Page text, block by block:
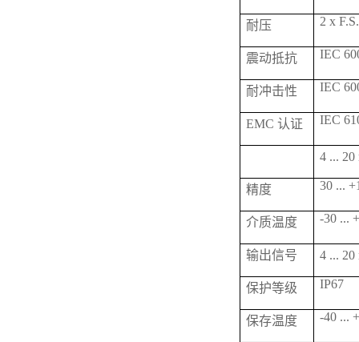
耐压 2 x F.S.
震动抵抗 IEC
耐冲击性 IEC
EMC 认证 IEC
4 ...
精度 30 ...
介质温度 -30 ...
输出信号 4 ...
保护等级 IP67
保存温度 -40 ...